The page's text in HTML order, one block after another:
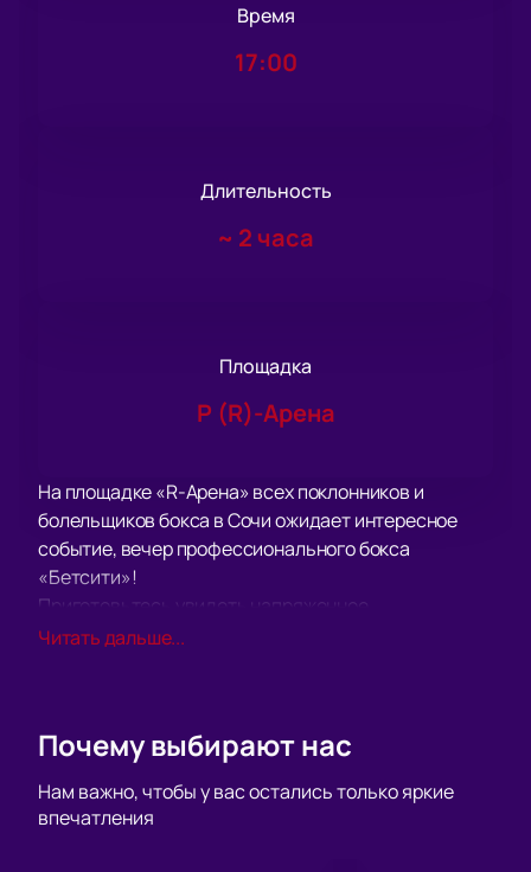
Время
17:00
Длительность
~ 2 часа
Площадка
Р (R)-Арена
На площадке «R-Арена» всех поклонников и
болельщиков бокса в Сочи ожидает интересное
событие, вечер профессионального бокса
«Бетсити»!
Приготовьтесь увидеть напряженное
противостояние двух равных по силе соперников,
сильнейшего, того, кто действительно достоин
На арене «R-Арена» вас ждет яркое, динамичное и
эмоционально напряженное спортивное шоу. Оно
Читать дальше...
Почему выбирают нас
Нам важно, чтобы у вас остались только яркие
впечатления